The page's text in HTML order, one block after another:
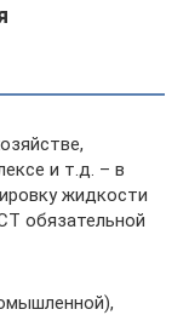
и т.д. – в
жидкости
обязательной